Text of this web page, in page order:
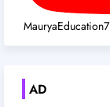
MauryaEducation7
AD